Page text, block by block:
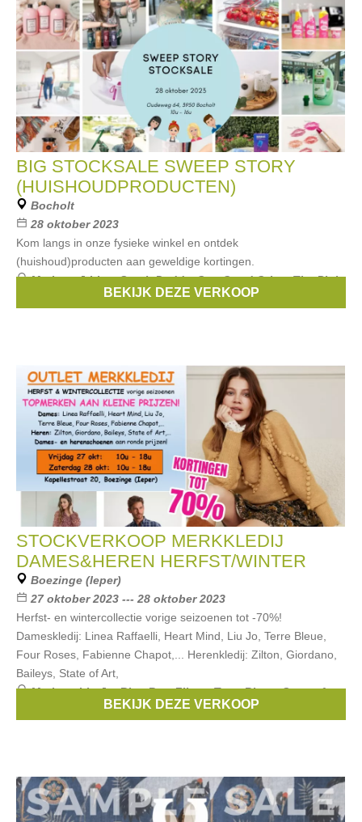
BIG STOCKSALE SWEEP STORY
(HUISHOUDPRODUCTEN)
Bocholt
28 oktober 2023
Kom langs in onze fysieke winkel en ontdek
(huishoud)producten aan geweldige kortingen.
Merken:J-Line,Scrub Daddy,Oxo Good Grips,The Pink
, ...
BEKIJK DEZE VERKOOP
STOCKVERKOOP MERKKLEDIJ
DAMES&HEREN HERFST/WINTER
Boezinge (Ieper)
27 oktober 2023 --- 28 oktober 2023
Herfst- en wintercollectie vorige seizoenen tot -70%!
Dameskledij: Linea Raffaelli, Heart Mind, Liu Jo, Terre Bleue,
Four Roses, Fabienne Chapot,... Herenkledij: Zilton, Giordano,
Baileys, State of Art,
Merken:Liu Jo,Blue Bay,Zilton,Terre Bleue,State of
BEKIJK DEZE VERKOOP